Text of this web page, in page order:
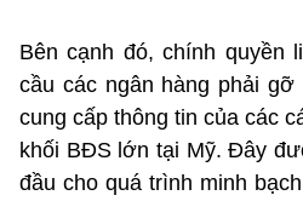
Bên cạnh đó, chính quyền
cầu các ngân hàng phải
cung cấp thông tin của các
khối BĐS lớn tại Mỹ. Đây
đầu cho quá trình minh